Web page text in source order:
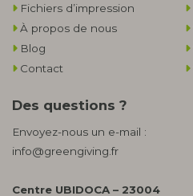
Fichiers d’impression
À propos de nous
Blog
Contact
Des questions ?
Envoyez-nous un e-mail :
info@greengiving.fr
Centre UBIDOCA – 23004